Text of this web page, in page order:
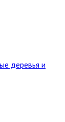
деревья и